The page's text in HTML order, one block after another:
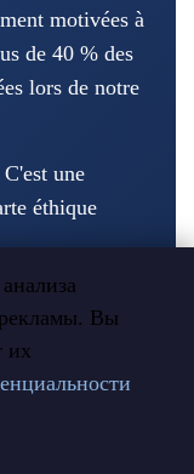
Вы
их
motivées à
de 40 % des
lors de notre
une
éthique
< 7